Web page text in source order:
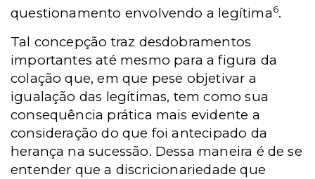
questionamento envolvendo a legítima6.
Tal concepção traz desdobramentos
importantes até mesmo para a figura da
colação que, em que pese objetivar a
igualação das legítimas, tem como sua
consequência prática mais evidente a
consideração do que foi antecipado da
herança na sucessão. Dessa maneira é de se
entender que a discricionariedade que